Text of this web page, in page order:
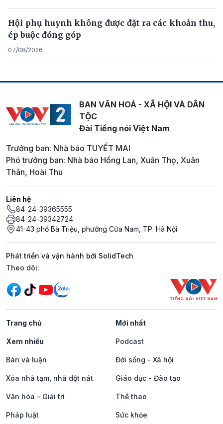
Hội phụ huynh không được đặt ra các khoản thu,
ép buộc đóng góp
07/08/2026
BAN VĂN HOÁ - XÃ HỘI VÀ DÂN
TỘC
Đài Tiếng nói Việt Nam
Trưởng ban: Nhà báo TUYẾT MAI
Phó trưởng ban: Nhà báo Hồng Lan, Xuân Thọ, Xuân
Thân, Hoài Thu
Liên hệ
84-24-39365555
84-24-39342724
41-43 phố Bà Triệu, phường Cửa Nam, TP. Hà Nội
Phát triển và vận hành bởi SolidTech
Mạng xã hội
Theo dõi:
Trang chủ Mới nhất
Xem nhiều Podcast
Bàn và luận Đời sống - Xã hội
Xóa nhà tạm, nhà dột nát Giáo dục - Đào tạo
Văn hóa - Giải trí Thể thao
Pháp luật Sức khỏe